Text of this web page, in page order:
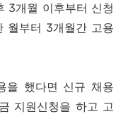
3개월 이후부터 신청
월부터 3개월간 고용
을 했다면 신규 채용
지원신청을 하고 고